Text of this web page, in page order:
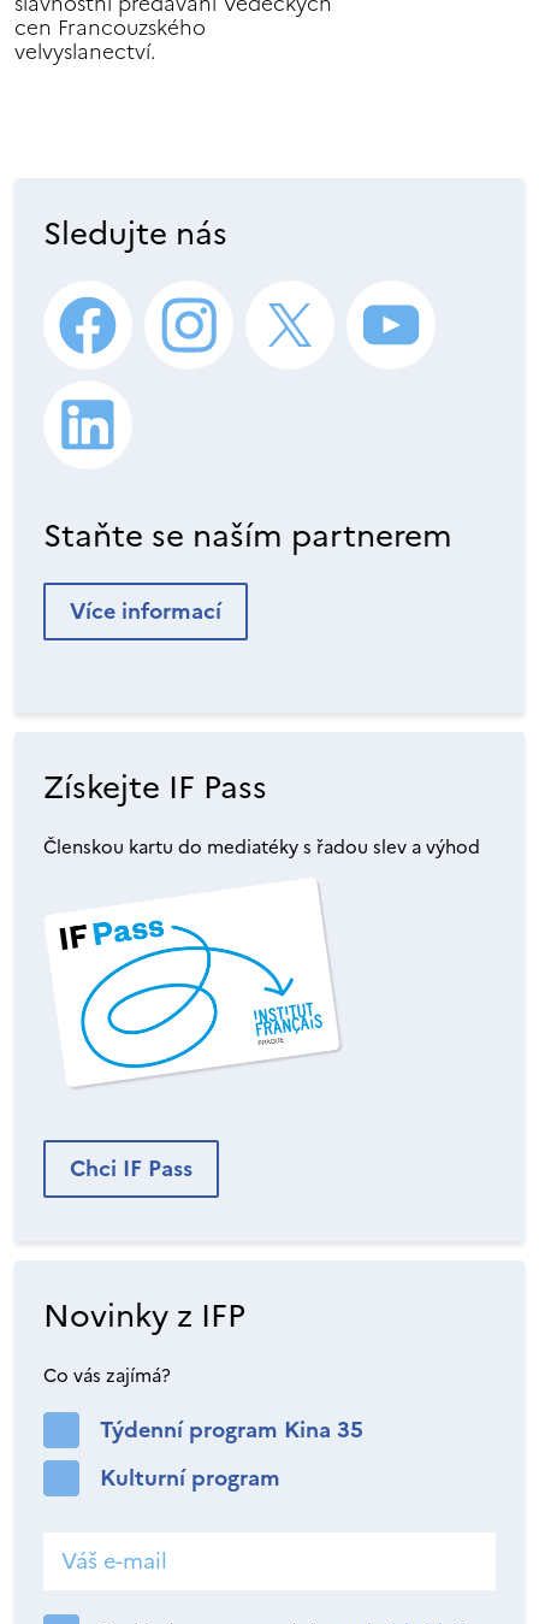
cen Francouzského
velvyslanectví.
Sledujte nás
Staňte se naším partnerem
Více informací
Získejte IF Pass
Členskou kartu do mediatéky s řadou slev a výhod
Chci IF Pass
Novinky z IFP
Co vás zajímá?
Týdenní program Kina 35
Kulturní program